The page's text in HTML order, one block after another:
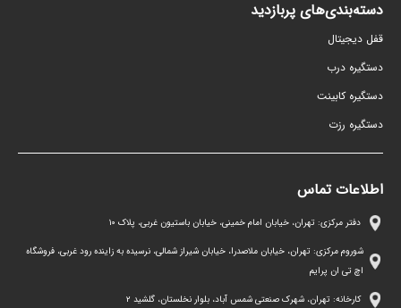
دسته‌بندی‌های پربازدید
قفل دیجیتال
دستگیره درب
دستگیره کابینت
دستگیره رزت
اطلاعات تماس
دفتر مرکزی: تهران، خیابان امام خمینی، خیابان باستیون غربی، پلاک ١٠
شوروم مرکزی: تهران، خیابان ملاصدرا، خیابان شیراز شمالی، نرسیده به زاینده رود غربی، فروشگاه
اچ تی ان پرایم
کارخانه: تهران، شهرک صنعتی شمس آباد، بلوار نخلستان، گلشید ۲